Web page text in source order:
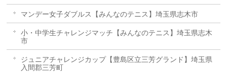
マンデー女子ダブルス【みんなのテニス】埼玉県志木市
小・中学生チャレンジマッチ【みんなのテニス】埼玉県志木
市
ジュニアチャレンジカップ【豊島区立三芳グランド】埼玉県
入間郡三芳町